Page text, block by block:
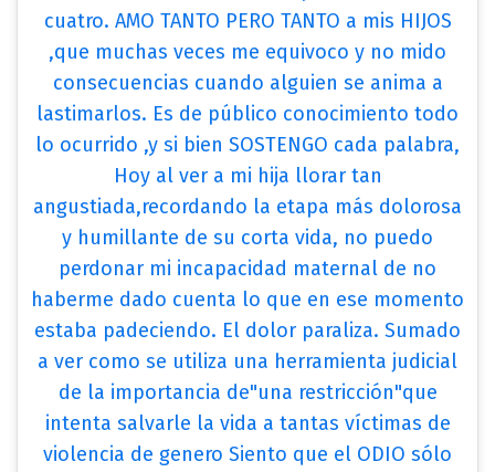
cuatro. AMO TANTO PERO TANTO a mis HIJOS
,que muchas veces me equivoco y no mido
consecuencias cuando alguien se anima a
lastimarlos. Es de público conocimiento todo
lo ocurrido ,y si bien SOSTENGO cada palabra,
Hoy al ver a mi hija llorar tan
angustiada,recordando la etapa más dolorosa
y humillante de su corta vida, no puedo
perdonar mi incapacidad maternal de no
haberme dado cuenta lo que en ese momento
estaba padeciendo. El dolor paraliza. Sumado
a ver como se utiliza una herramienta judicial
de la importancia de"una restricción"que
intenta salvarle la vida a tantas víctimas de
violencia de genero Siento que el ODIO sólo